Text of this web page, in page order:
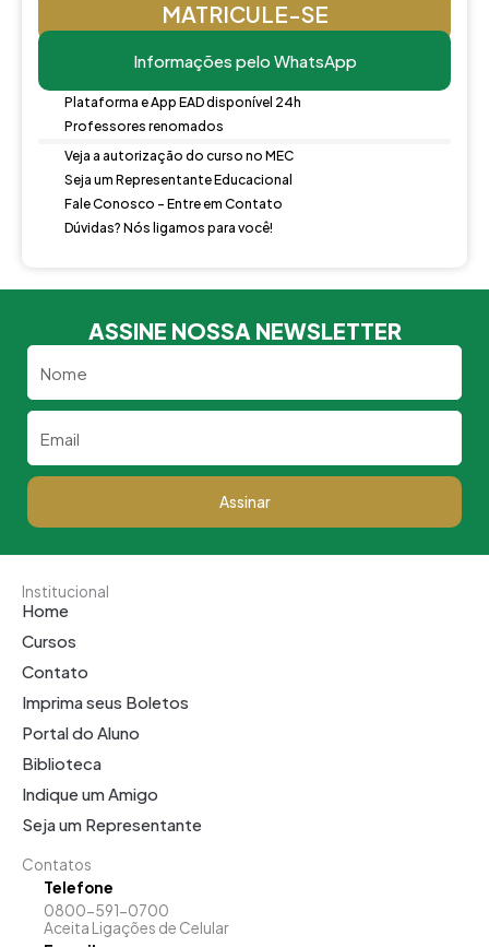
MATRICULE-SE
Informações pelo WhatsApp
Plataforma e App EAD disponível 24h
Professores renomados
Veja a autorização do curso no MEC
Seja um Representante Educacional
Fale Conosco - Entre em Contato
Dúvidas? Nós ligamos para você!
ASSINE NOSSA NEWSLETTER
Assinar
Institucional
Home
Cursos
Contato
Imprima seus Boletos
Portal do Aluno
Biblioteca
Indique um Amigo
Seja um Representante
Contatos
Telefone
0800-591-0700
Aceita Ligações de Celular